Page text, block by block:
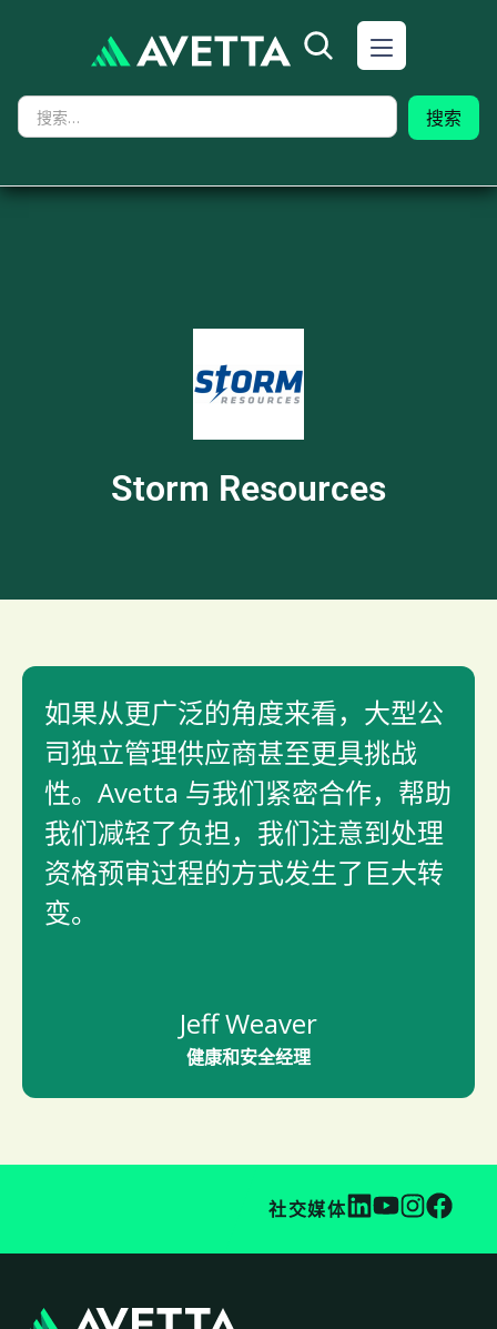
Storm Resources
如果从更广泛的角度来看，大型公
司独立管理供应商甚至更具挑战
性。Avetta 与我们紧密合作，帮助
我们减轻了负担，我们注意到处理
资格预审过程的方式发生了巨大转
变。
Jeff Weaver
健康和安全经理
社交媒体